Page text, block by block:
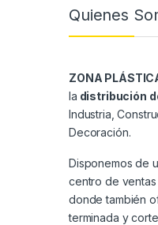
Quienes
ZONA
la distribución
Industria,
Decoración.
Disponemos de
centro de
donde también
terminada y